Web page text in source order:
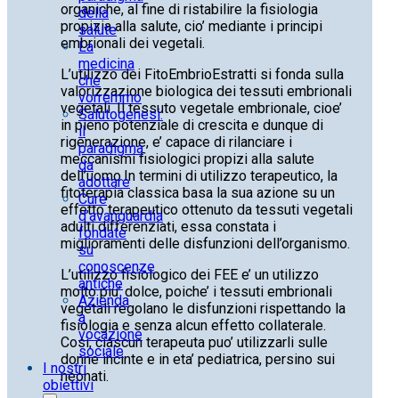
della
salute
La
medicina
che
vorremmo
Salutogenesi:
il
paradigma
da
adottare
Cure
d’avanguardia
fondate
su
conoscenze
antiche
Azienda
a
vocazione
sociale
I nostri
obiettivi
organiche, al fine di ristabilire la fisiologia
propizia alla salute, cio’ mediante i principi
embrionali dei vegetali.
L’utilizzo dei FitoEmbrioEstratti si fonda sulla
valorizzazione biologica dei tessuti embrionali
vegetali. Il tessuto vegetale embrionale, cioe’
in pieno potenziale di crescita e dunque di
rigenerazione, e’ capace di rilanciare i
meccanismi fisiologici propizi alla salute
dell’uomo.In termini di utilizzo terapeutico, la
fitoterapia classica basa la sua azione su un
effetto terapeutico ottenuto da tessuti vegetali
adulti differenziati, essa constata i
miglioramenti delle disfunzioni dell’organismo.
L’utilizzo fisiologico dei FEE e’ un utilizzo
molto piu’ dolce, poiche’ i tessuti embrionali
vegetali regolano le disfunzioni rispettando la
fisiologia e senza alcun effetto collaterale.
Così, ciascun terapeuta puo’ utilizzarli sulle
donne incinte e in eta’ pediatrica, persino sui
neonati.